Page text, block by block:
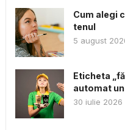
Cum alegi
tenul
5 august
Eticheta
automat
30 iulie 2026